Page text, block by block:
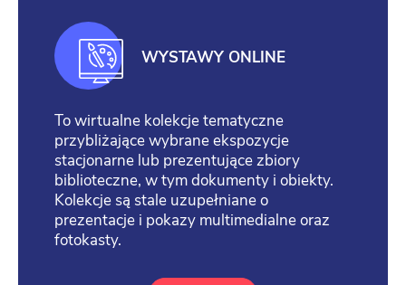
WYSTAWY ONLINE
To wirtualne kolekcje tematyczne
przybliżające wybrane ekspozycje
stacjonarne lub prezentujące zbiory
biblioteczne, w tym dokumenty i obiekty.
Kolekcje są stale uzupełniane o
prezentacje i pokazy multimedialne oraz
fotokasty.